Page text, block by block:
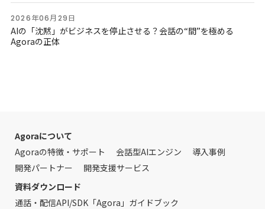
2026年06月29日
AIの「沈黙」がビジネスを停止させる？会話の“間”を極める
Agoraの正体
Agoraについて
Agoraの特徴・サポート
会話型AIエンジン
導入事例
開発パートナー
開発支援サービス
資料ダウンロード
通話・配信API/SDK「Agora」ガイドブック